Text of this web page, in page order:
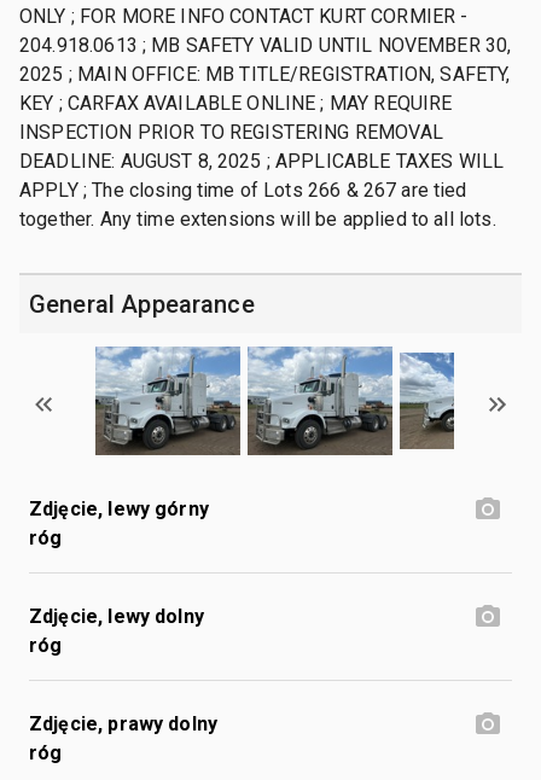
ONLY ; FOR MORE INFO CONTACT KURT CORMIER -
204.918.0613 ; MB SAFETY VALID UNTIL NOVEMBER 30,
2025 ; MAIN OFFICE: MB TITLE/REGISTRATION, SAFETY,
KEY ; CARFAX AVAILABLE ONLINE ; MAY REQUIRE
INSPECTION PRIOR TO REGISTERING REMOVAL
DEADLINE: AUGUST 8, 2025 ; APPLICABLE TAXES WILL
APPLY ; The closing time of Lots 266 & 267 are tied
together. Any time extensions will be applied to all lots.
General Appearance
Zdjęcie, lewy górny
róg
Zdjęcie, lewy dolny
róg
Zdjęcie, prawy dolny
róg